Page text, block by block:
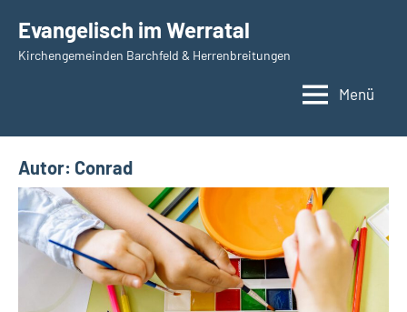
Inhalt
springen
Evangelisch im Werratal
Kirchengemeinden Barchfeld & Herrenbreitungen
Menü
Autor: Conrad